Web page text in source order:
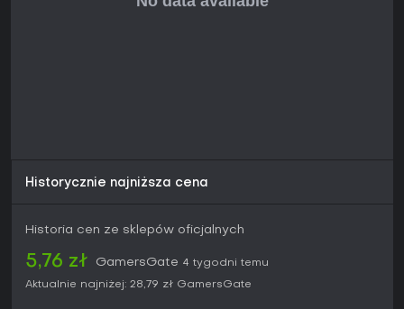
Historycznie najniższa cena
Historia cen ze sklepów oficjalnych
5,76 zł GamersGate 4 tygodni temu
Aktualnie najniżej: 28,79 zł GamersGate